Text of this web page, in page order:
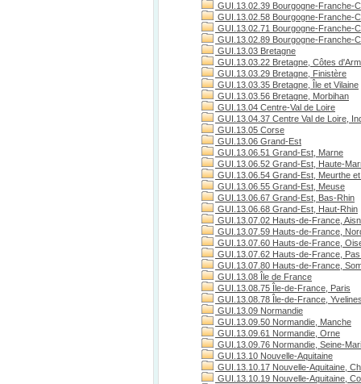
GUI.13.02.39 Bourgogne-Franche-
GUI.13.02.58 Bourgogne-Franche-
GUI.13.02.71 Bourgogne-Franche-
GUI.13.02.89 Bourgogne-Franche-
GUI.13.03 Bretagne
GUI.13.03.22 Bretagne, Côtes
GUI.13.03.29 Bretagne, Finistère
GUI.13.03.35 Bretagne, Île et Vilaine
GUI.13.03.56 Bretagne, Morbihan
GUI.13.04 Centre-Val de Loire
GUI.13.04.37 Centre Val de Loire,
GUI.13.05 Corse
GUI.13.06 Grand-Est
GUI.13.06.51 Grand-Est, Marne
GUI.13.06.52 Grand-Est, Haute-
GUI.13.06.54 Grand-Est, Meurthe
GUI.13.06.55 Grand-Est, Meuse
GUI.13.06.67 Grand-Est, Bas-Rhin
GUI.13.06.68 Grand-Est, Haut-Rhin
GUI.13.07.02 Hauts-de-France,
GUI.13.07.59 Hauts-de-France,
GUI.13.07.60 Hauts-de-France,
GUI.13.07.62 Hauts-de-France,
GUI.13.07.80 Hauts-de-France,
GUI.13.08 Île de France
GUI.13.08.75 Île-de-France, Paris
GUI.13.08.78 Île-de-France,
GUI.13.09 Normandie
GUI.13.09.50 Normandie, Manche
GUI.13.09.61 Normandie, Orne
GUI.13.09.76 Normandie, Seine-
GUI.13.10 Nouvelle-Aquitaine
GUI.13.10.17 Nouvelle-Aquitaine,
GUI.13.10.19 Nouvelle-Aquitaine,